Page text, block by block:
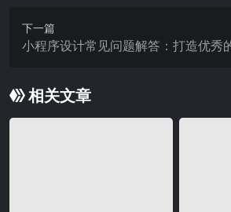
下一篇
小程序设计常见问题解答：打造优秀
相关文章